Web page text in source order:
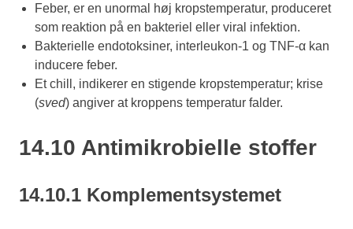
Feber, er en unormal høj kropstemperatur, produceret
som reaktion på en bakteriel eller viral infektion.
Bakterielle endotoksiner, interleukon-1 og TNF-α kan
inducere feber.
Et chill, indikerer en stigende kropstemperatur; krise
(sved) angiver at kroppens temperatur falder.
14.10 Antimikrobielle stoffer
14.10.1 Komplementsystemet